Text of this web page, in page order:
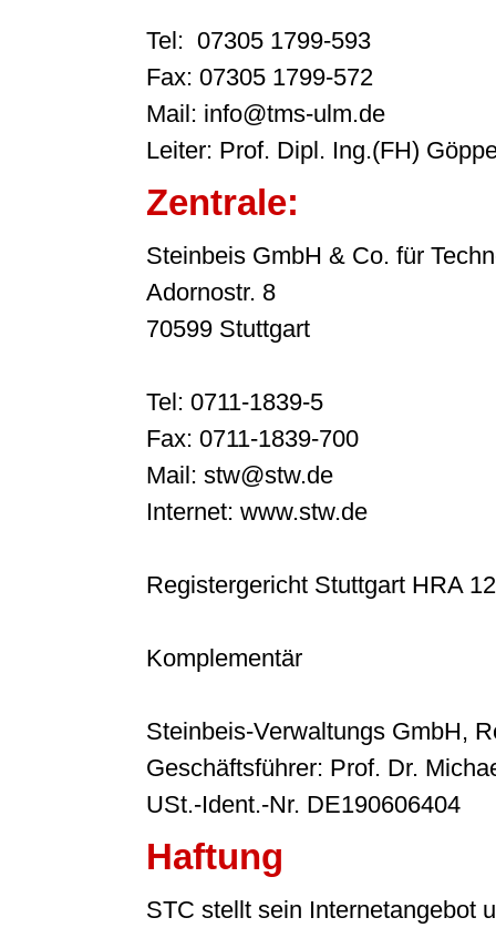
Tel: 07305 1799-593
Fax: 07305 1799-572
Mail: info@tms-ulm.de
Leiter: Prof. Dipl. Ing.(FH)
Zentrale:
Steinbeis GmbH & Co. für
Adornostr. 8
70599 Stuttgart
Tel: 0711-1839-5
Fax: 0711-1839-700
Mail: stw@stw.de
Internet: www.stw.de
Registergericht Stuttgart HRA
Komplementär
Steinbeis-Verwaltungs GmbH,
Geschäftsführer: Prof. Dr.
USt.-Ident.-Nr. DE190606404
Haftung
STC stellt sein Internetangebot